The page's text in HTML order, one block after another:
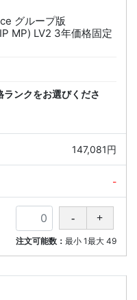
グループ版
MP) LV2 3年価格固定
ンクをお選びくださ
147,081円
-
注文可能数： 最小 1最大 49